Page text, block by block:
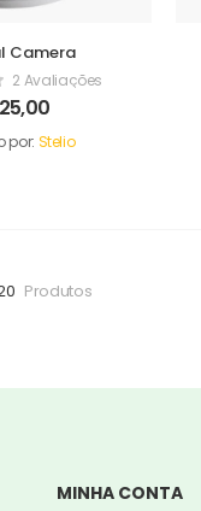
Camera
2 Avaliações
por: Stelio
Produtos
MINHA CONTA